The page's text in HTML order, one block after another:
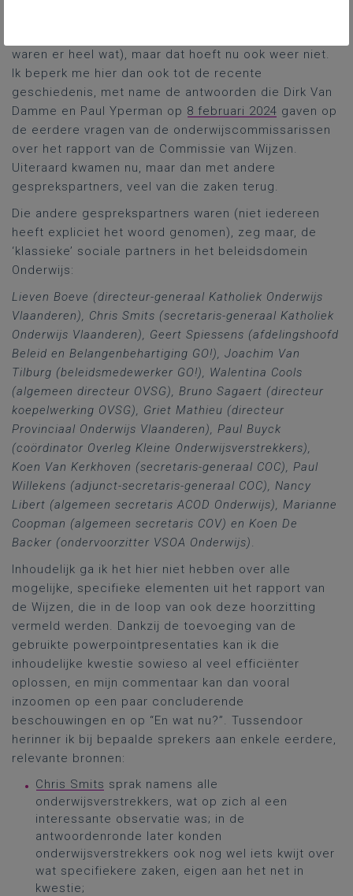
waren er heel wat), maar dat hoeft nu ook weer niet.
Ik beperk me hier dan ook tot de recente
geschiedenis, met name de antwoorden die Dirk Van
Damme en Paul Yperman op 8 februari 2024 gaven op
de eerdere vragen van de onderwijscommissarissen
over het rapport van de Commissie van Wijzen.
Uiteraard kwamen nu, maar dan met andere
gesprekspartners, veel van die zaken terug.
Die andere gesprekspartners waren (niet iedereen
heeft expliciet het woord genomen), zeg maar, de
‘klassieke’ sociale partners in het beleidsdomein
Onderwijs:
Lieven Boeve (directeur-generaal Katholiek Onderwijs
Vlaanderen), Chris Smits (secretaris-generaal Katholiek
Onderwijs Vlaanderen), Geert Spiessens (afdelingshoofd
Beleid en Belangenbehartiging GO!), Joachim Van
Tilburg (beleidsmedewerker GO!), Walentina Cools
(algemeen directeur OVSG), Bruno Sagaert (directeur
koepelwerking OVSG), Griet Mathieu (directeur
Provinciaal Onderwijs Vlaanderen), Paul Buyck
(coördinator Overleg Kleine Onderwijsverstrekkers),
Koen Van Kerkhoven (secretaris-generaal COC), Paul
Willekens (adjunct-secretaris-generaal COC), Nancy
Libert (algemeen secretaris ACOD Onderwijs), Marianne
Coopman (algemeen secretaris COV) en Koen De
Backer (ondervoorzitter VSOA Onderwijs).
Inhoudelijk ga ik het hier niet hebben over alle
mogelijke, specifieke elementen uit het rapport van
de Wijzen, die in de loop van ook deze hoorzitting
vermeld werden. Dankzij de toevoeging van de
gebruikte powerpointpresentaties kan ik die
inhoudelijke kwestie sowieso al veel efficiënter
oplossen, en mijn commentaar kan dan vooral
inzoomen op een paar concluderende
beschouwingen en op “En wat nu?”. Tussendoor
herinner ik bij bepaalde sprekers aan enkele eerdere,
relevante bronnen:
Chris Smits sprak namens alle
onderwijsverstrekkers, wat op zich al een
interessante observatie was; in de
antwoordenronde later konden
onderwijsverstrekkers ook nog wel iets kwijt over
wat specifiekere zaken, eigen aan het net in
kwestie;